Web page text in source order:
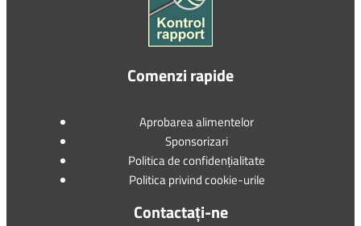
Comenzi rapide
Aprobarea alimentelor
Sponsorizari
Politica de confidențialitate
Politica privind cookie-urile
Contactați-ne